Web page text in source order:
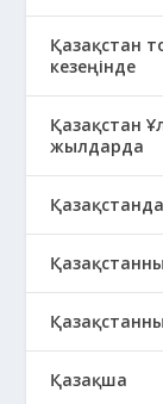
Қазақстан
кезеңінде
Қазақстан
жылдарда
Қазақша